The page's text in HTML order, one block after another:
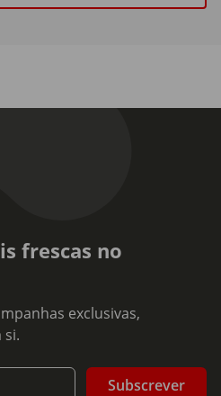
frescas no
exclusivas,
si.
Subscrever